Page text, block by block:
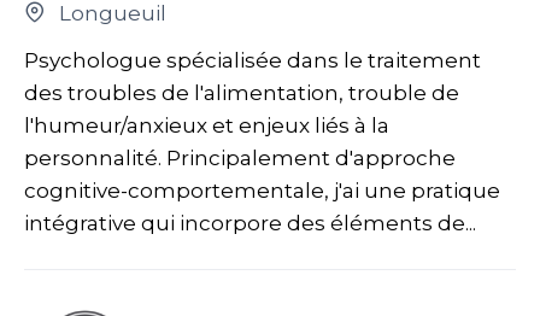
Longueuil
Psychologue spécialisée dans le traitement
des troubles de l'alimentation, trouble de
l'humeur/anxieux et enjeux liés à la
personnalité. Principalement d'approche
cognitive-comportementale, j'ai une pratique
intégrative qui incorpore des éléments de...